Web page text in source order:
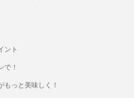
ント
で！
もっと美味しく！